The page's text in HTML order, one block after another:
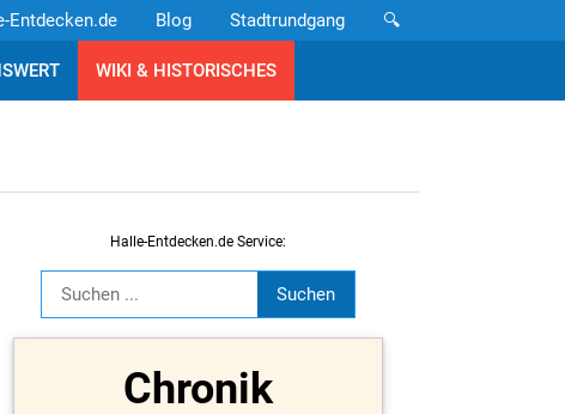
🔍
Stadtrundgang
Blog
Entdecken.de
WIKI & HISTORISCHES
Halle-Entdecken.de Service:
Chronik